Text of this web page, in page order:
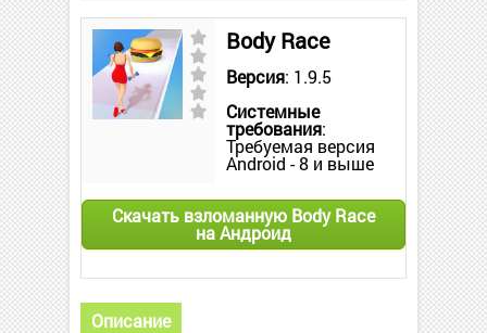
Body Race
Версия: 1.9.5
Системные
требования:
Требуемая версия
Android - 8 и выше
Скачать взломанную Body Race
на Андроид
Описание